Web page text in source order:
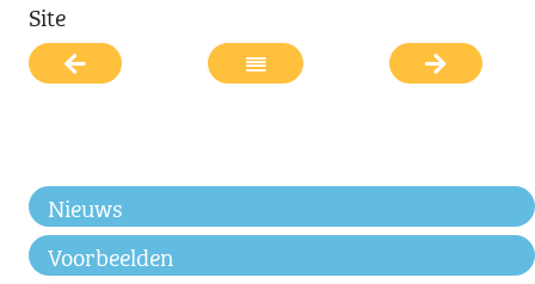
Nieuws
Voorbeelden